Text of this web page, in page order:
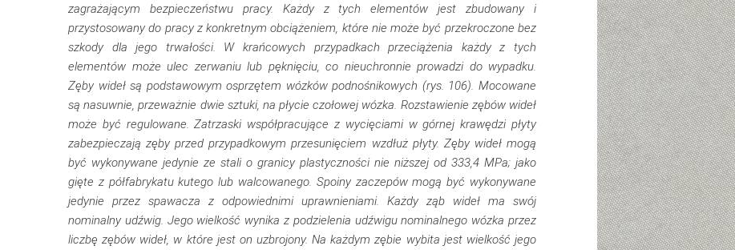
zagrażającym bezpieczeństwu pracy. Każdy z tych elementów jest zbudowany i
przystosowany do pracy z konkretnym obciążeniem, które nie może być przekroczone bez
szkody dla jego trwałości. W krańcowych przypadkach przeciążenia każdy z tych
elementów może ulec zerwaniu lub pęknięciu, co nieuchronnie prowadzi do wypadku.
Zęby wideł są podstawowym osprzętem wózków podnośnikowych (rys. 106). Mocowane
są nasuwnie, przeważnie dwie sztuki, na płycie czołowej wózka. Rozstawienie zębów wideł
może być regulowane. Zatrzaski współpracujące z wycięciami w górnej krawędzi płyty
zabezpieczają zęby przed przypadkowym przesunięciem wzdłuż płyty. Zęby wideł mogą
być wykonywane jedynie ze stali o granicy plastyczności nie niższej od 333,4 MPa; jako
gięte z półfabrykatu kutego lub walcowanego. Spoiny zaczepów mogą być wykonywane
jedynie przez spawacza z odpowiednimi uprawnieniami. Każdy ząb wideł ma swój
nominalny udźwig. Jego wielkość wynika z podzielenia udźwigu nominalnego wózka przez
liczbę zębów wideł, w które jest on uzbrojony. Na każdym zębie wybita jest wielkość jego